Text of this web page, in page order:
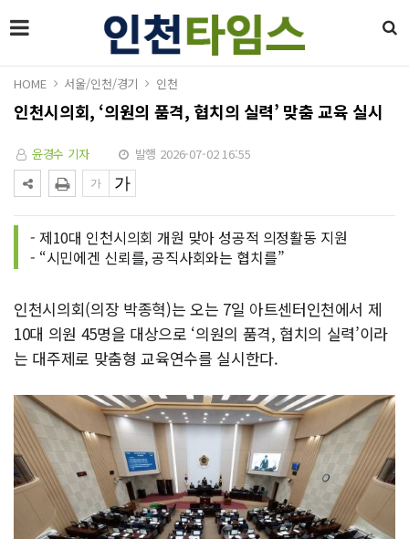
HOME 서울/인천/경기 인천
인천시의회, ‘의원의 품격, 협치의 실력’ 맞춤 교육 실시
윤경수 기자 발행 2026-07-02 16:55
- 제10대 인천시의회 개원 맞아 성공적 의정활동 지원
- “시민에겐 신뢰를, 공직사회와는 협치를”
인천시의회(의장 박종혁)는 오는 7일 아트센터인천에서 제
10대 의원 45명을 대상으로 ‘의원의 품격, 협치의 실력’이라
는 대주제로 맞춤형 교육연수를 실시한다.